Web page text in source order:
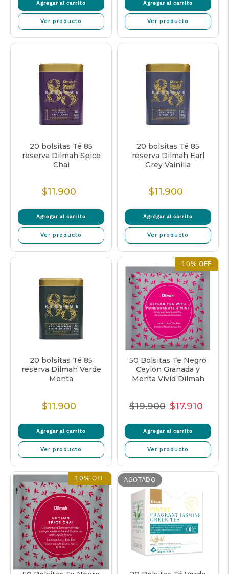
Agregar al carrito
Ver producto
oferta
Agregar al carrito
Ver producto
20 bolsitas Té 85
reserva Dilmah Spice
Chai
Precio
$11.900
Agregar al carrito
Ver producto
20 bolsitas Té 85
reserva Dilmah Earl
Grey Vainilla
Precio
$11.900
Agregar al carrito
Ver producto
20 bolsitas Té 85
reserva Dilmah Verde
Menta
Precio
$11.900
Agregar al carrito
Ver producto
10% OFF
50 Bolsitas Te Negro
Ceylon Granada y
Menta Vivid Dilmah
Precio
$19.900 Precio
oferta
$17.910
Agregar al carrito
Ver producto
10% OFF AGOTADO